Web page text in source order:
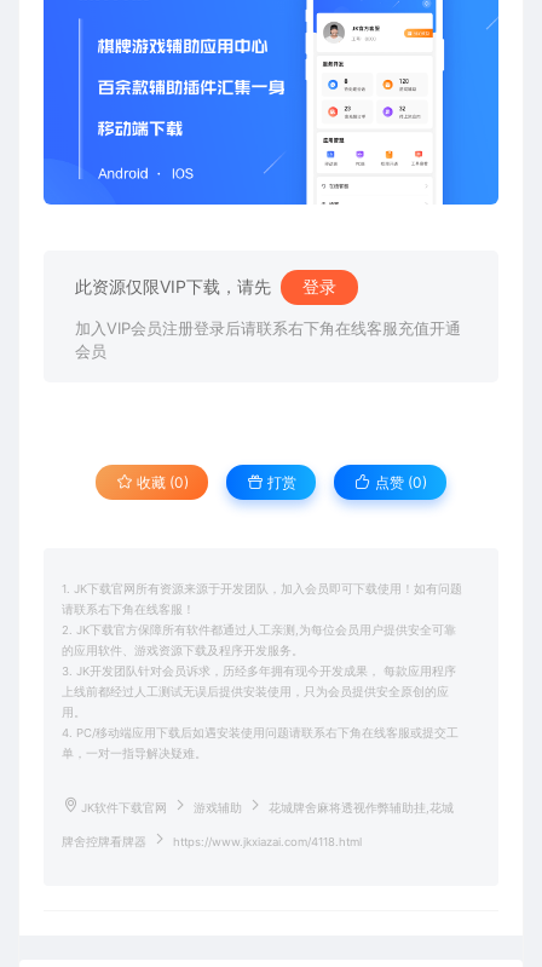
此资源仅限VIP下载，请先 登录
加入VIP会员注册登录后请联系右下角在线客服充值开通
会员
收藏 (0) 打赏 点赞 (0)
1. JK下载官网所有资源来源于开发团队，加入会员即可下载使用！如有问题
请联系右下角在线客服！
2. JK下载官方保障所有软件都通过人工亲测,为每位会员用户提供安全可靠
的应用软件、游戏资源下载及程序开发服务。
3. JK开发团队针对会员诉求，历经多年拥有现今开发成果， 每款应用程序
上线前都经过人工测试无误后提供安装使用，只为会员提供安全原创的应
用。
4. PC/移动端应用下载后如遇安装使用问题请联系右下角在线客服或提交工
单，一对一指导解决疑难。
JK软件下载官网 游戏辅助 花城牌舍麻将透视作弊辅助挂,花城
牌舍控牌看牌器 https://www.jkxiazai.com/4118.html